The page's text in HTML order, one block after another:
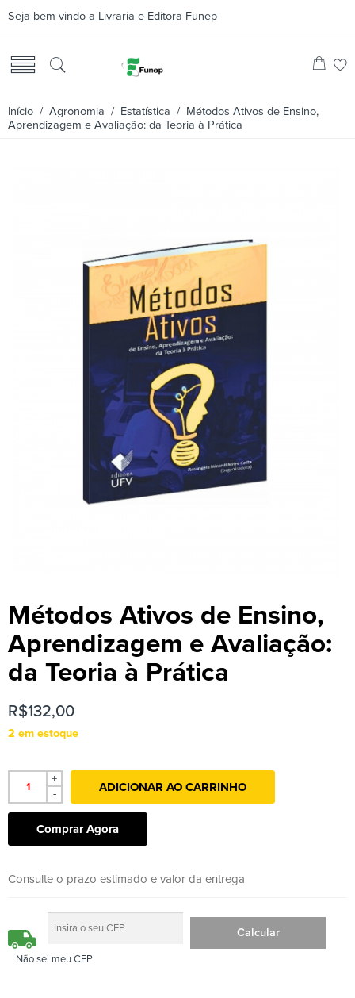
Seja bem-vindo a Livraria e Editora Funep
Início / Agronomia / Estatística / Métodos Ativos de Ensino,
Aprendizagem e Avaliação: da Teoria à Prática
Métodos Ativos de Ensino,
Aprendizagem e Avaliação:
da Teoria à Prática
R$132,00
2 em estoque
+
-
ADICIONAR AO CARRINHO
Comprar Agora
Consulte o prazo estimado e valor da entrega
Não sei meu CEP